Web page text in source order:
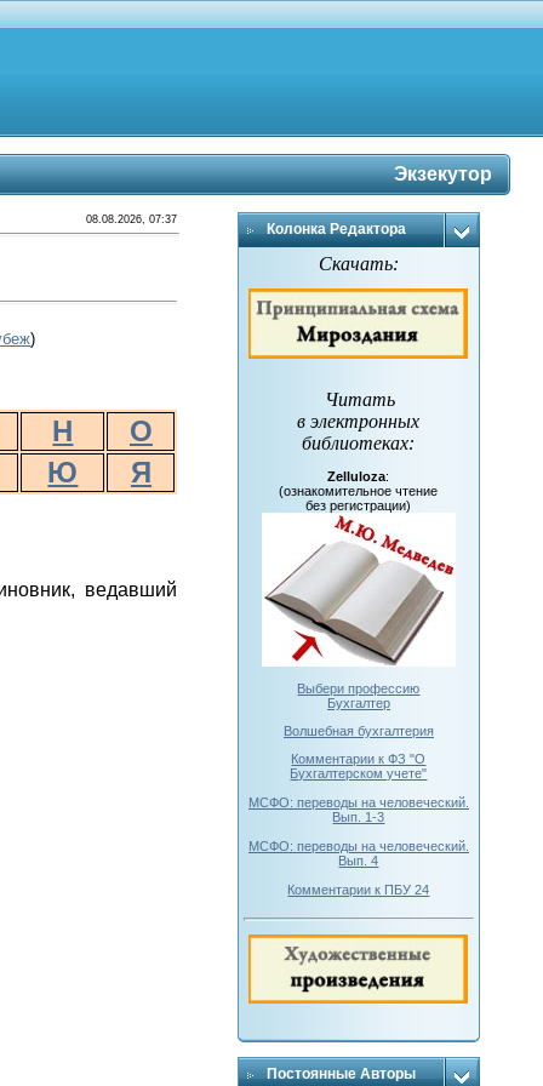
Экзекутор
08.08.2026, 07:37
)
Н
О
Ю Я
ведавший
Колонка Редактора
Скачать:
Читать
в электронных
библиотеках:
Zelluloza:
(ознакомительное чтение
без регистрации)
Выбери профессию
Бухгалтер
Волшебная бухгалтерия
Комментарии к ФЗ "О
Бухгалтерском учете"
МСФО: переводы на человеческий.
Вып. 1-3
МСФО: переводы на человеческий.
Вып. 4
Комментарии к ПБУ 24
Постоянные Авторы